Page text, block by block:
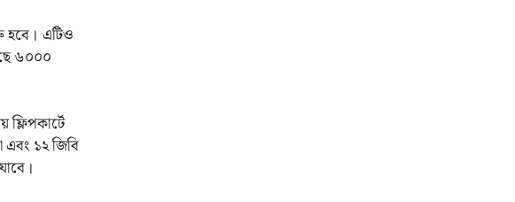
হবে। এটিও
৬০০০
এবং ১২ জিবি